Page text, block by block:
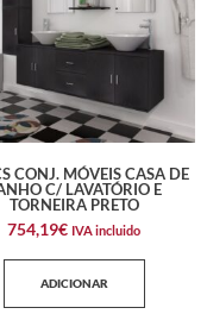
CONJ. MÓVEIS CASA DE
C/ LAVATÓRIO E
TORNEIRA PRETO
754,19€ IVA incluido
ADICIONAR